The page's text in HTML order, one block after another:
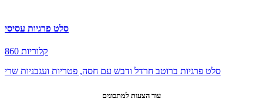
סלט פרגיות עסיסי
860 קלוריות
סלט פרגיות ברוטב חרדל ודבש עם חסה, פטריות ועגבניות שרי
עוד הצעות למתכונים